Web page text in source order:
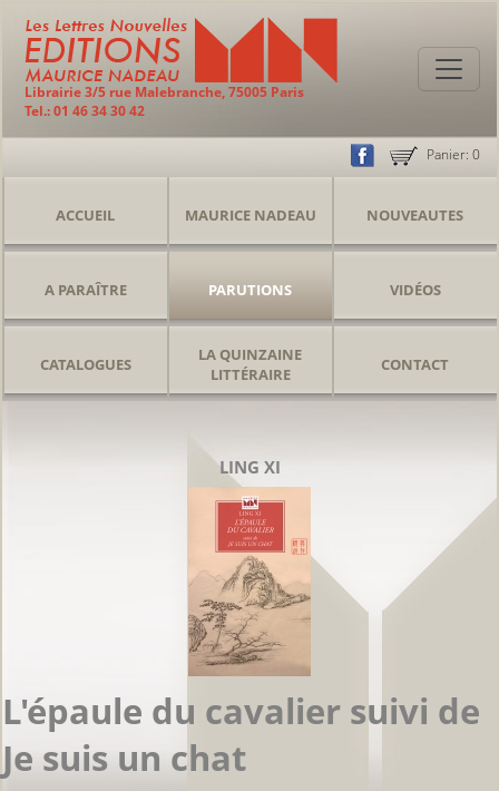
Librairie 3/5 rue Malebranche, 75005 Paris
Tel.: 01 46 34 30 42
Panier: 0
ACCUEIL MAURICE NADEAU NOUVEAUTES
A PARAÎTRE PARUTIONS VIDÉOS
CATALOGUES
LA QUINZAINE
LITTÉRAIRE
CONTACT
LING XI
L'épaule du cavalier suivi de
Je suis un chat